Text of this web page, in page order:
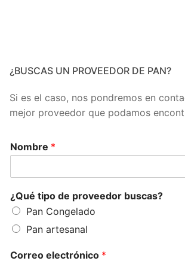
¿BUSCAS UN PROVEEDOR DE PAN?
Si es el caso, nos pondremos en
mejor proveedor que podamos
Nombre *
¿Qué tipo de proveedor buscas?
Pan Congelado
Pan artesanal
Correo electrónico *